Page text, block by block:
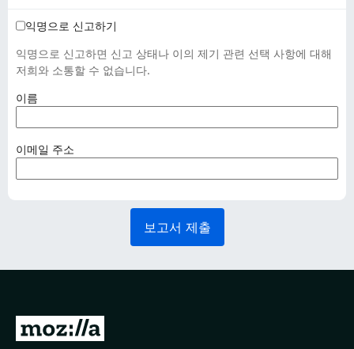
익명으로 신고하기
익명으로 신고하면 신고 상태나 이의 제기 관련 선택 사항에 대해
저희와 소통할 수 없습니다.
이름
수
사
)
이메일 주소
수
보고서 제출
M